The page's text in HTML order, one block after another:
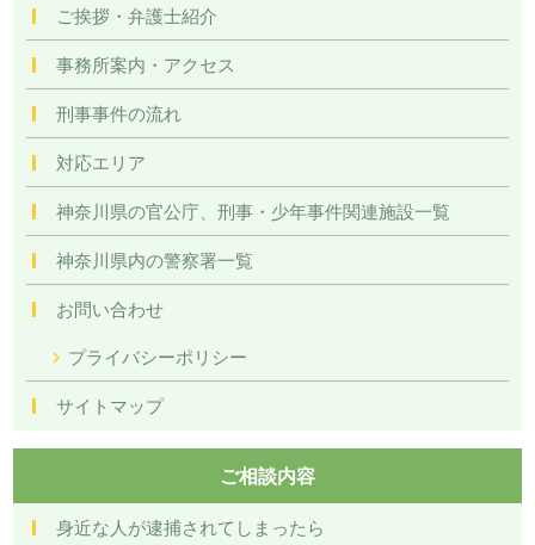
ご挨拶・弁護士紹介
事務所案内・アクセス
刑事事件の流れ
対応エリア
神奈川県の官公庁、刑事・少年事件関連施設一覧
神奈川県内の警察署一覧
お問い合わせ
プライバシーポリシー
サイトマップ
ご相談内容
身近な人が逮捕されてしまったら